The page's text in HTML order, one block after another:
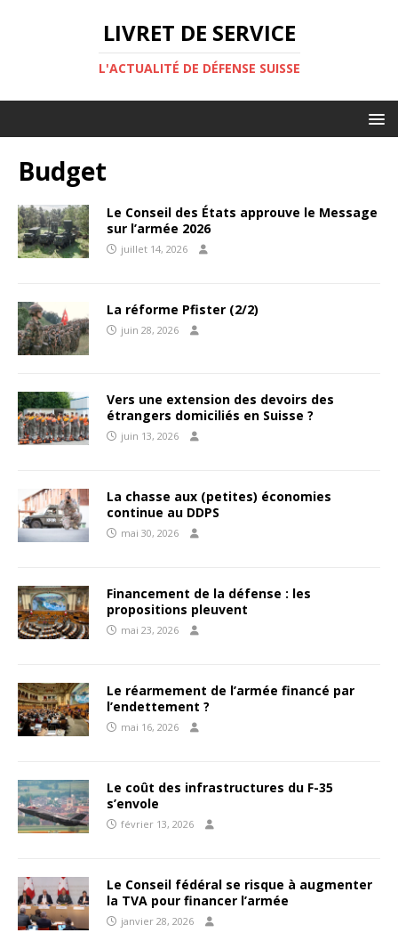
LIVRET DE SERVICE
L'ACTUALITÉ DE DÉFENSE SUISSE
Budget
Le Conseil des États approuve le Message
sur l’armée 2026
juillet 14, 2026
La réforme Pfister (2/2)
juin 28, 2026
Vers une extension des devoirs des
étrangers domiciliés en Suisse ?
juin 13, 2026
La chasse aux (petites) économies
continue au DDPS
mai 30, 2026
Financement de la défense : les
propositions pleuvent
mai 23, 2026
Le réarmement de l’armée financé par
l’endettement ?
mai 16, 2026
Le coût des infrastructures du F-35
s’envole
février 13, 2026
Le Conseil fédéral se risque à augmenter
la TVA pour financer l’armée
janvier 28, 2026